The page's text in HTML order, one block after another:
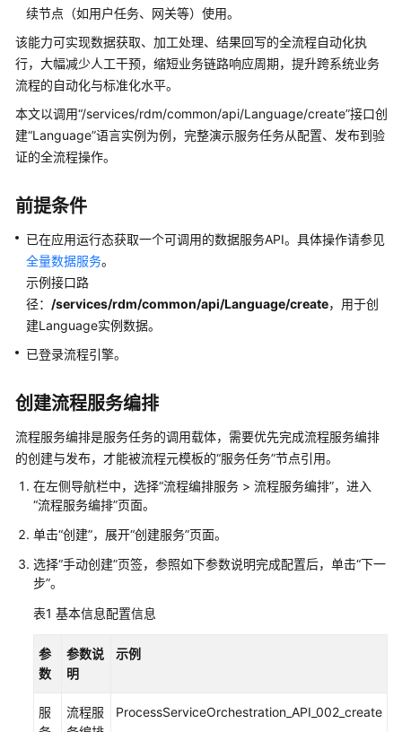
快
速
入
门
控
制
台
作
南
数
据
建
引
用
指
南
设
态
使
用
南
行
使
续节点（如用户任务、网关等）使用。
该能力可实现数据获取、加工处理、结果回写的全流程自动化执
行，大幅减少人工干预，缩短业务链路响应周期，提升跨系统业务
流程的自动化与标准化水平。
本文以调用“/services/rdm/common/api/Language/create”接口创
建“Language”语言实例为例，完整演示服务任务从配置、发布到验
证的全流程操作。
前提条件
已在应用运行态获取一个可调用的数据服务API。 具体操作请参见
全量数据服务。
示例接口路
径： /services/rdm/common/api/Language/create，用于创
建Language实例数据。
已登录流程引擎。
创建流程服务编排
流程服务编排是服务任务的调用载体，需要优先完成流程服务编排
的创建与发布，才能被流程元模板的“服务任务”节点引用。
在左侧导航栏中，选择“流程编排服务 > 流程服务编排”，进入
“流程服务编排”页面。
单击“创建”，展开“创建服务”页面。
选择“手动创建”页签，参照如下参数说明完成配置后，单击“下一
步”。
表1 基本信息配置信息
参
数
参数说
明
示例
服
流程服
ProcessServiceOrchestration_API_002_create